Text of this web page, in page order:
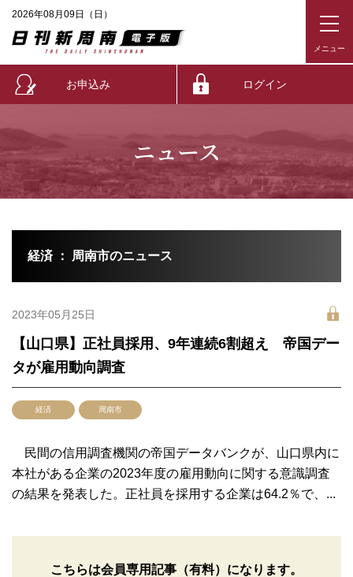
2026年08月09日（日）
お申込み ログイン
ニュース
経済 ： 周南市のニュース
2023年05月25日
【山口県】正社員採用、9年連続6割超え 帝国デー
タが雇用動向調査
経済 周南市
民間の信用調査機関の帝国データバンクが、山口県内に
本社がある企業の2023年度の雇用動向に関する意識調査
の結果を発表した。正社員を採用する企業は64.2％で、...
こちらは会員専用記事（有料）になります。